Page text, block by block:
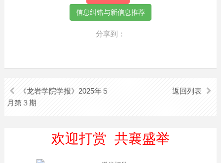
分享到：
《龙岩学院学报》2025年５
月第３期
返回列表
欢迎打赏 共襄盛举